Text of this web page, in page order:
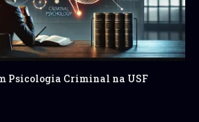
Psicologia Criminal na USF